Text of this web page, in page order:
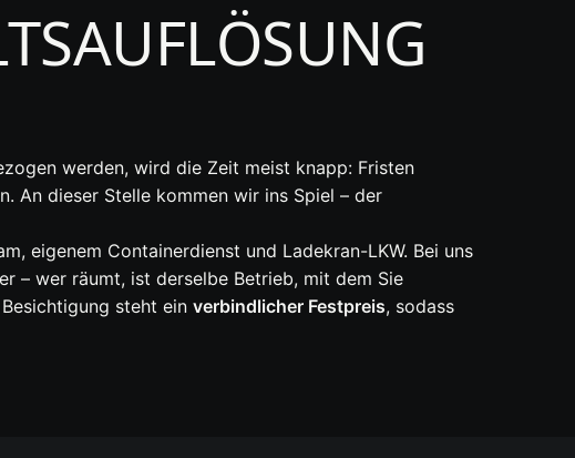
werden, wird die Zeit meist knapp: Fristen
An dieser Stelle kommen wir ins Spiel – der
eigenem Containerdienst und Ladekran-LKW. Bei uns
– wer räumt, ist derselbe Betrieb, mit dem Sie
steht ein verbindlicher Festpreis, sodass